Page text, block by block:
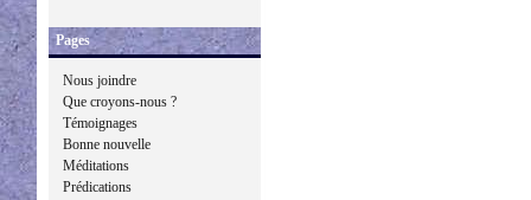
Pages
Nous joindre
Que croyons-nous ?
Témoignages
Bonne nouvelle
Méditations
Prédications